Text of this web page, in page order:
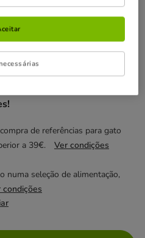
de referências para gato
a 39€.
Ver condições
numa seleção de alimentação,
condições